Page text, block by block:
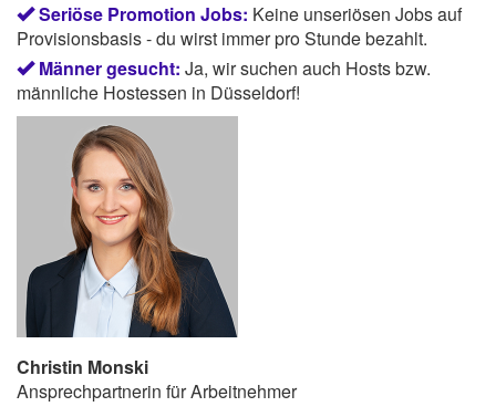
Seriöse Promotion Jobs: Keine unseriösen Jobs auf
Provisionsbasis - du wirst immer pro Stunde bezahlt.
Männer gesucht: Ja, wir suchen auch Hosts bzw.
männliche Hostessen in Düsseldorf!
Christin Monski
Ansprechpartnerin für Arbeitnehmer